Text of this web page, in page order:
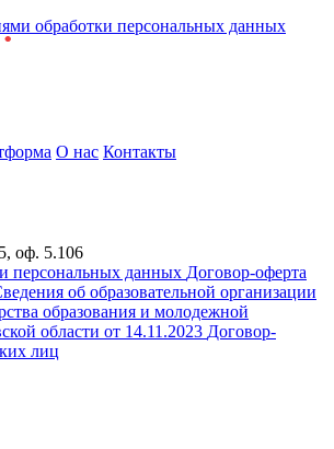
обработки персональных данных
О нас Контакты
оф. 5.106
персональных данных Договор-оферта
об образовательной организации
образования и молодежной
области от 14.11.2023 Договор-
лиц